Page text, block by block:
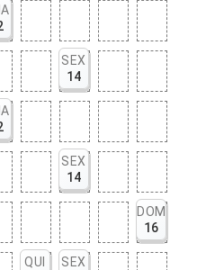
SEX
14
SEX
14
DOM
16
QUI
SEX